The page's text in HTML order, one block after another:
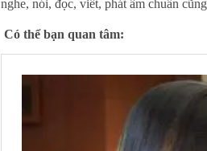
nghe, nói, đọc, viết, phát âm chuẩn
Có thể bạn quan tâm: